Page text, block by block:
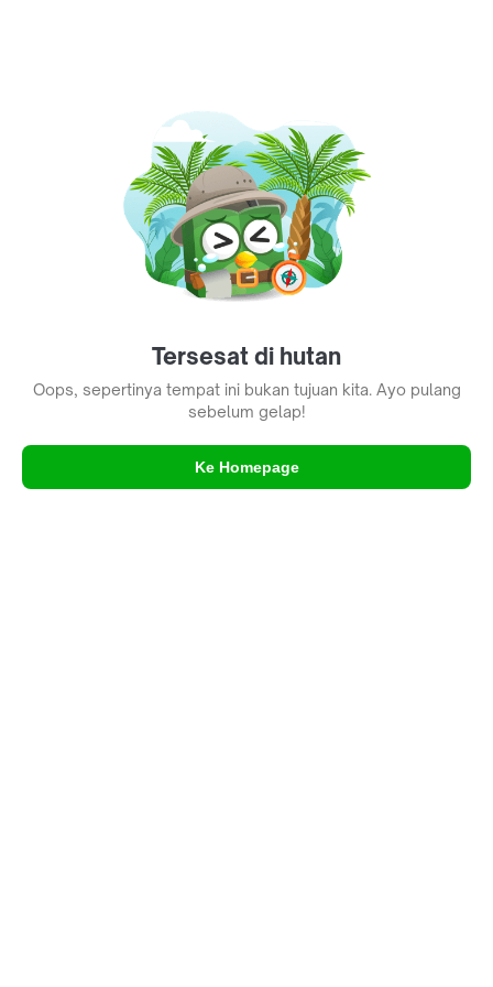
Tersesat di hutan
Oops, sepertinya tempat ini bukan tujuan kita. Ayo pulang
sebelum gelap!
Ke Homepage